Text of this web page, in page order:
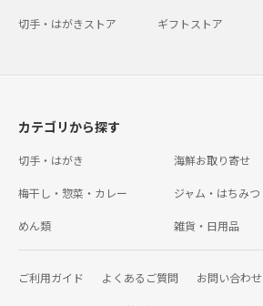
切手・はがきストア ギフトストア
カテゴリから探す
切手・はがき 海鮮お取り寄せ
梅干し・惣菜・カレー ジャム・はちみつ
めん類 雑貨・日用品
ご利用ガイド よくあるご質問 お問い合わせ